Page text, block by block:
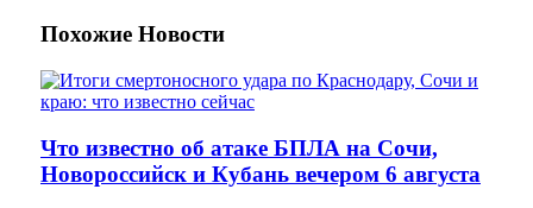
Похожие Новости
Что известно об атаке БПЛА на Сочи,
Новороссийск и Кубань вечером 6 августа